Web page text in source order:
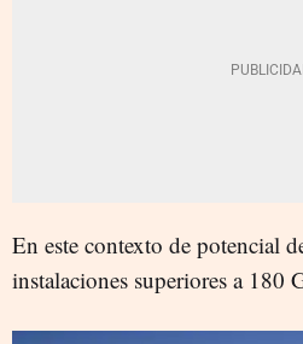
En este contexto de potencial
instalaciones superiores a 180